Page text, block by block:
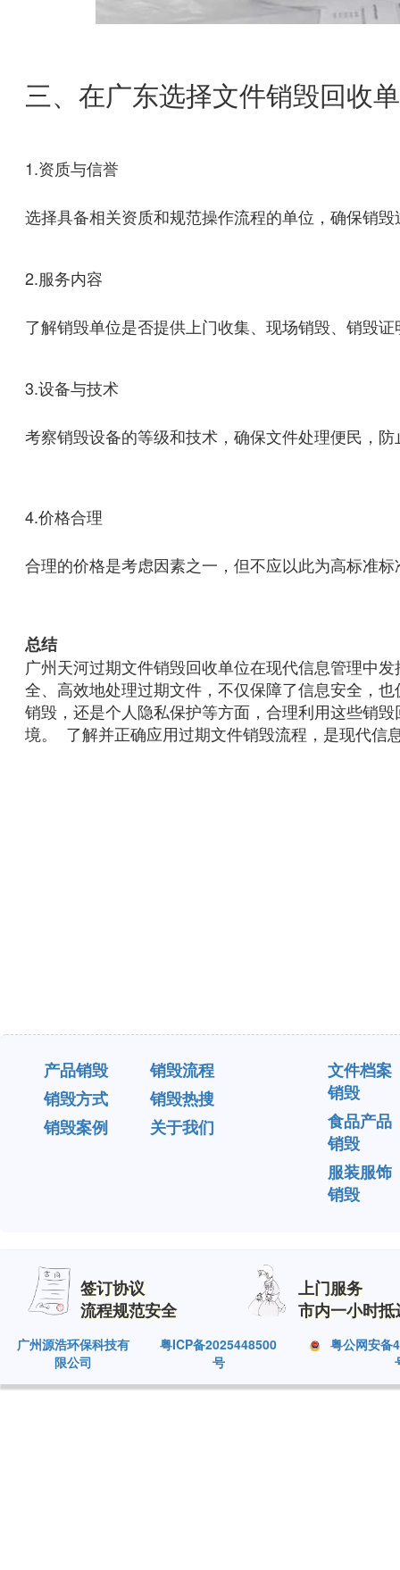
三、在广东选择文件销毁回收
1.资质与信誉
选择具备相关资质和规范操作流程的单位，确保销
2.服务内容
了解销毁单位是否提供上门收集、现场销毁、销毁
3.设备与技术
考察销毁设备的等级和技术，确保文件处理便民，
4.价格合理
合理的价格是考虑因素之一，但不应以此为高标准
总结
广州天河过期文件销毁回收单位在现代信息管理中
全、高效地处理过期文件，不仅保障了信息安全，
销毁，还是个人隐私保护等方面，合理利用这些销
境。 了解并正确应用过期文件销毁流程，是现代信
产品销毁
销毁流程
销毁方式
销毁热搜
销毁案例
关于我们
文件档案
销毁
食品产品
销毁
服装服饰
销毁
签订协议
流程规范安全
上门服务
市内一小时抵
广州源浩环保科技有
限公司
粤ICP备2025448500
号
粤公网安备